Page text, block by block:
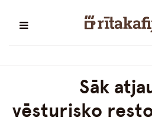
Sāk
vēsturisko